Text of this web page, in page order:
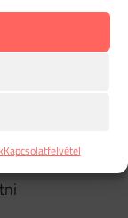
Kapcsolatfelvétel